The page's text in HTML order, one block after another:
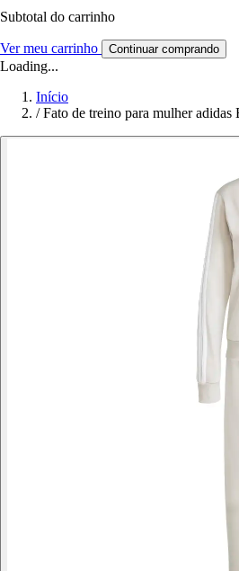
Subtotal do carrinho
Ver meu carrinho Continuar comprando
Loading...
Início
/ Fato de treino para mulher adidas